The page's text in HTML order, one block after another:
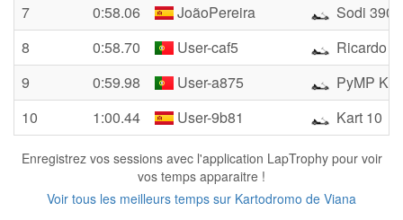
7
0:58.06 JoãoPereira
Sodi 390
8
0:58.70 User-caf5
Ricardo
9
0:59.98 User-a875
PyMP
10
1:00.44 User-9b81 Kart 10
Enregistrez vos sessions avec l'application LapTrophy pour voir
vos temps apparaitre !
Voir tous les meilleurs temps sur Kartodromo de Viana